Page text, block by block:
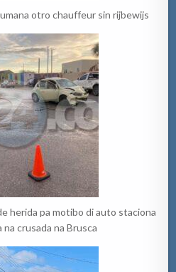
otro chauffeur sin rijbewijs
herida pa motibo di auto staciona
crusada na Brusca